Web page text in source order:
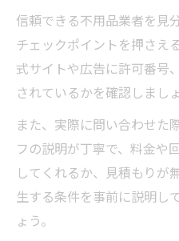
信頼できる不用品業者を見
チェックポイントを押さえ
式サイトや広告に許可番号
されているかを確認しましょ
また、実際に問い合わせた
フの説明が丁寧で、料金や
してくれるか、見積もりが
生する条件を事前に説明し
ょう。